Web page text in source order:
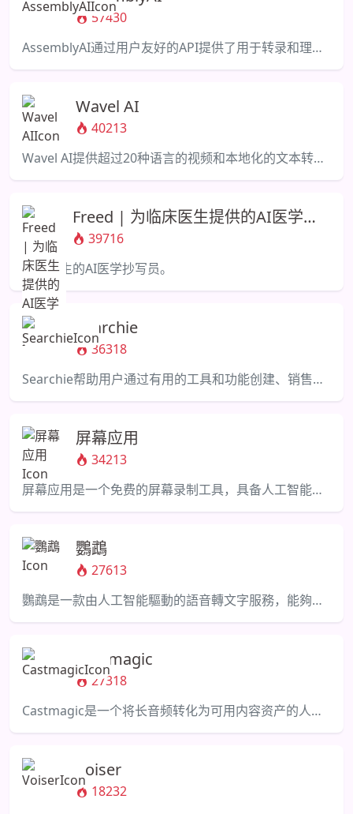
57430
AssemblyAI通过用户友好的API提供了用于转录和理解语音的AI模型。
Wavel AI
40213
Wavel AI提供超过20种语言的视频和本地化的文本转语音解决方案。
Freed | 为临床医生提供的AI医学抄
写员39716
临床医生的AI医学抄写员。
Searchie
36318
Searchie帮助用户通过有用的工具和功能创建、销售和管理数字内容。
屏幕应用
34213
屏幕应用是一个免费的屏幕录制工具，具备人工智能转录功能，便于共享见解。
鸚鵡
27613
鸚鵡是一款由人工智能驅動的語音轉文字服務，能夠提供多語言的準確文本和字幕轉換。
Castmagic
27318
Castmagic是一个将长音频转化为可用内容资产的人工智能平台。
Voiser
18232